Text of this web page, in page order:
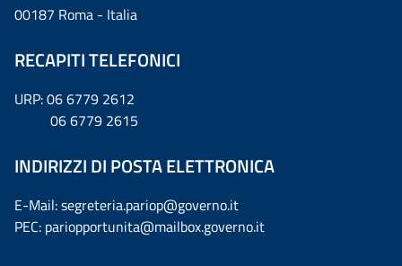
00187 Roma - Italia
RECAPITI TELEFONICI
URP: 06 6779 2612
06 6779 2615
INDIRIZZI DI POSTA ELETTRONICA
E-Mail: segreteria.pariop@governo.it
PEC: pariopportunita@mailbox.governo.it